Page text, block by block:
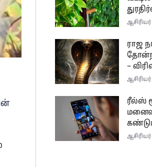
ராஜ
–
ரீல்ஸ்